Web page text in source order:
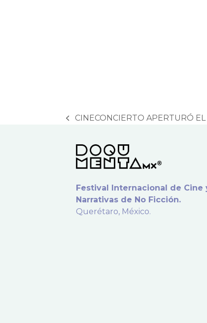
previous
CINECONCIERTO APERTURÓ
Festival Internacional de Cine
Narrativas de No Ficción.
Querétaro, México.